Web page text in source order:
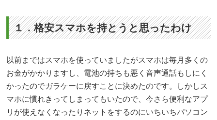
１．格安スマホを持とうと思ったわけ
以前まではスマホを使っていましたがスマホは毎月多くの
お金がかかりますし、電池の持ちも悪く音声通話もしにく
かったのでガラケーに戻すことに決めたのです。しかしス
マホに慣れきってしまってもいたので、今さら便利なアプ
リが使えなくなったりネットをするのにいちいちパソコン